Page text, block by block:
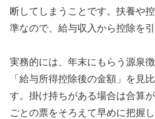
断してしまうことです。扶養や
準なので、給与収入から控除を
実務的には、年末にもらう源泉
「給与所得控除後の金額」を見
す。掛け持ちがある場合は合算
ごとの票をそろえて早めに把握